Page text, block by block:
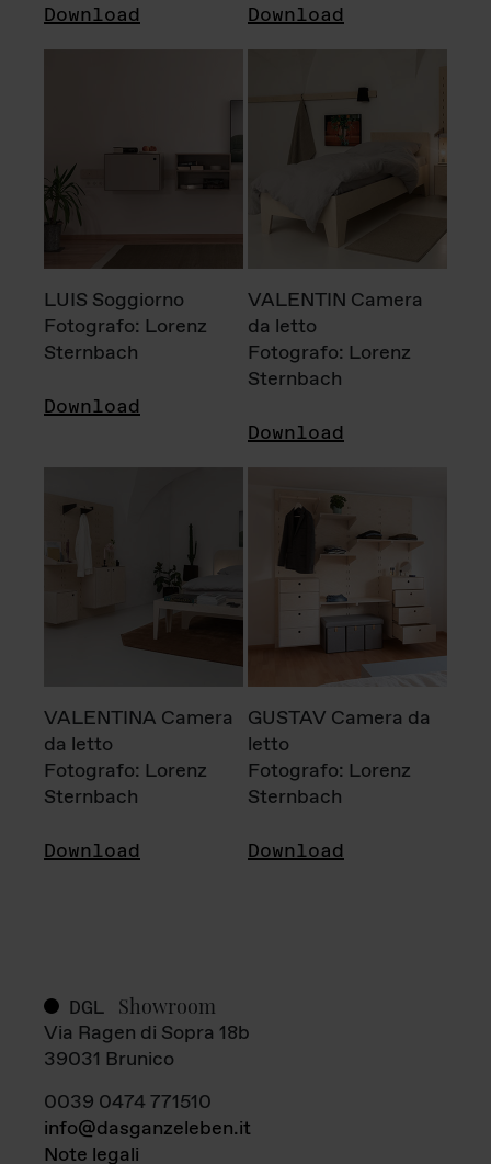
Download Download
LUIS Soggiorno
Fotografo: Lorenz
Sternbach
Download
VALENTIN Camera
da letto
Fotografo: Lorenz
Sternbach
Download
VALENTINA Camera
da letto
Fotografo: Lorenz
Sternbach
Download
GUSTAV Camera da
letto
Fotografo: Lorenz
Sternbach
Download
DGL Showroom
Via Ragen di Sopra 18b
39031 Brunico
0039 0474 771510
info@dasganzeleben.it
Note legali